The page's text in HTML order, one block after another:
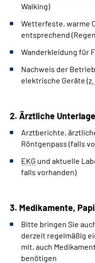
Walking)
Wetterfeste, warme
entsprechend
Wanderkleidung für
Nachweis der
elektrische Geräte (z.
2. Ärztliche
Arztberichte,
Röntgenpass (falls
EKG und aktuelle
falls vorhanden)
3. Medikamente,
Bitte bringen Sie
derzeit regelmäßig
mit, auch
benötigen